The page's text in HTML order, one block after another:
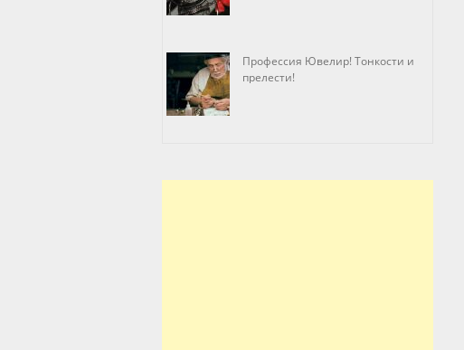
Профессия Ювелир! Тонкости и
прелести!